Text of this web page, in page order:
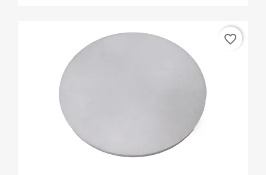
favorite_border